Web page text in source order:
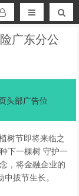
广东分公
头部广告位
树节即将来临之
下一棵树 守护一
，将金融企业的
拔节生长。